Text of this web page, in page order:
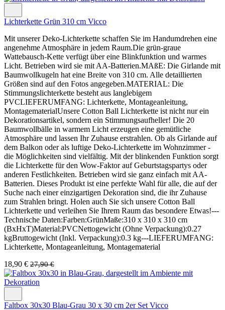
Lichterkette Grün 310 cm Vicco
Mit unserer Deko-Lichterkette schaffen Sie im Handumdrehen eine
angenehme Atmosphäre in jedem Raum.Die grün-graue
Wattebausch-Kette verfügt über eine Blinkfunktion und warmes
Licht. Betrieben wird sie mit AA-Batterien.MAßE: Die Girlande mit
Baumwollkugeln hat eine Breite von 310 cm. Alle detaillierten
Größen sind auf den Fotos angegeben.MATERIAL: Die
Stimmungslichterkette besteht aus langlebigem
PVCLIEFERUMFANG: Lichterkette, Montageanleitung,
MontagematerialUnsere Cotton Ball Lichterkette ist nicht nur ein
Dekorationsartikel, sondern ein Stimmungsaufheller! Die 20
Baumwollbälle in warmem Licht erzeugen eine gemütliche
Atmosphäre und lassen Ihr Zuhause erstrahlen. Ob als Girlande auf
dem Balkon oder als luftige Deko-Lichterkette im Wohnzimmer -
die Möglichkeiten sind vielfältig. Mit der blinkenden Funktion sorgt
die Lichterkette für den Wow-Faktor auf Geburtstagspartys oder
anderen Festlichkeiten. Betrieben wird sie ganz einfach mit AA-
Batterien. Dieses Produkt ist eine perfekte Wahl für alle, die auf der
Suche nach einer einzigartigen Dekoration sind, die ihr Zuhause
zum Strahlen bringt. Holen auch Sie sich unsere Cotton Ball
Lichterkette und verleihen Sie Ihrem Raum das besondere Etwas!---
Technische Daten:Farben:GrünMaße:310 x 310 x 310 cm
(BxHxT)Material:PVCNettogewicht (Ohne Verpackung):0.27
kgBruttogewicht (Inkl. Verpackung):0.3 kg---LIEFERUMFANG:
Lichterkette, Montageanleitung, Montagematerial
18,90 € 27,90 €
Faltbox 30x30 Blau-Grau 30 x 30 cm 2er Set Vicco